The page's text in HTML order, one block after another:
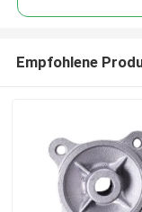
Empfohlene